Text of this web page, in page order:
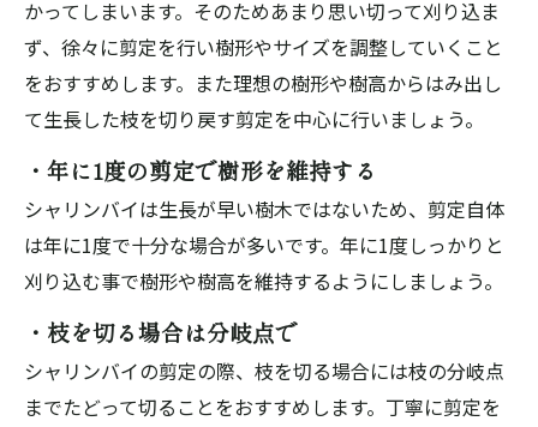
かってしまいます。そのためあまり思い切って刈り込ま
ず、徐々に剪定を行い樹形やサイズを調整していくこと
をおすすめします。また理想の樹形や樹高からはみ出し
て生長した枝を切り戻す剪定を中心に行いましょう。
・年に1度の剪定で樹形を維持する
シャリンバイは生長が早い樹木ではないため、剪定自体
は年に1度で十分な場合が多いです。年に1度しっかりと
刈り込む事で樹形や樹高を維持するようにしましょう。
・枝を切る場合は分岐点で
シャリンバイの剪定の際、枝を切る場合には枝の分岐点
までたどって切ることをおすすめします。丁寧に剪定を